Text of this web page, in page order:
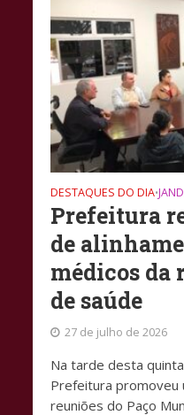
DESTAQUES DO DIA•
Prefeitura
de
médicos da
de saúde
27 de julho de 2026
Na tarde desta
Prefeitura promoveu
reuniões do Paço